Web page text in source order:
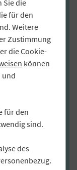
bietet
die VR-Bank
ihr
Schüler
können
erste
Die
damit
vor
Sie die
für den
Weitere
Zustimmung
die Cookie-
können
und
für den
sind.
des